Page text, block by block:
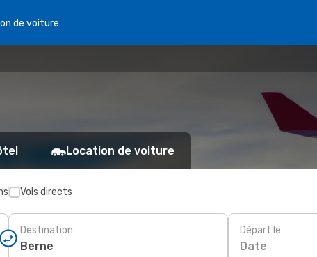
de voiture
Location de voiture
Vols directs
Destination Départ le
Date